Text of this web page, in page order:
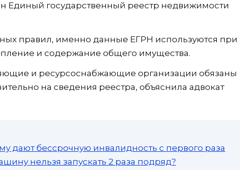
Единый государственный реестр недвижимости
правил, именно данные ЕГРН используются при
и содержание общего имущества.
и ресурсоснабжающие организации обязаны
на сведения реестра, объяснила адвокат
дают бессрочную инвалидность с первого раза
нельзя запускать 2 раза подряд?